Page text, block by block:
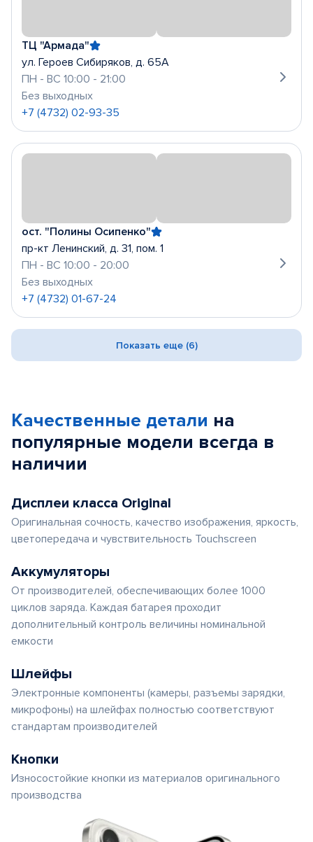
ТЦ "Армада"
ул. Героев Сибиряков, д. 65А
ПН - ВС 10:00 - 21:00
Без выходных
+7 (4732) 02-93-35
ост. "Полины Осипенко"
пр-кт Ленинский, д. 31, пом. 1
ПН - ВС 10:00 - 20:00
Без выходных
+7 (4732) 01-67-24
Показать еще (6)
Качественные детали на
популярные модели всегда в
наличии
Дисплеи класса Original
Оригинальная сочность, качество изображения, яркость,
цветопередача и чувствительность Touchscreen
Аккумуляторы
От производителей, обеспечивающих более 1000
циклов заряда. Каждая батарея проходит
дополнительный контроль величины номинальной
емкости
Шлейфы
Электронные компоненты (камеры, разъемы зарядки,
микрофоны) на шлейфах полностью соответствуют
стандартам производителей
Кнопки
Износостойкие кнопки из материалов оригинального
производства